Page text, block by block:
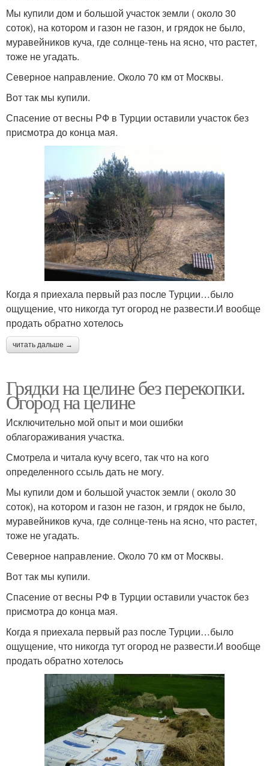
Мы купили дом и большой участок земли ( около 30
соток), на котором и газон не газон, и грядок не было,
муравейников куча, где солнце-тень на ясно, что растет,
тоже не угадать.
Северное направление. Около 70 км от Москвы.
Вот так мы купили.
Спасение от весны РФ в Турции оставили участок без
присмотра до конца мая.
Когда я приехала первый раз после Турции…было
ощущение, что никогда тут огород не развести.И вообще
продать обратно хотелось
читать дальше →
Грядки на целине без перекопки.
Огород на целине
Исключительно мой опыт и мои ошибки
облагораживания участка.
Смотрела и читала кучу всего, так что на кого
определенного ссыль дать не могу.
Мы купили дом и большой участок земли ( около 30
соток), на котором и газон не газон, и грядок не было,
муравейников куча, где солнце-тень на ясно, что растет,
тоже не угадать.
Северное направление. Около 70 км от Москвы.
Вот так мы купили.
Спасение от весны РФ в Турции оставили участок без
присмотра до конца мая.
Когда я приехала первый раз после Турции…было
ощущение, что никогда тут огород не развести.И вообще
продать обратно хотелось